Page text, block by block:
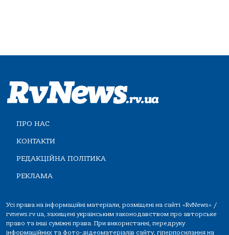
ПРО НАС
КОНТАКТИ
РЕДАКЦІЙНА ПОЛІТИКА
РЕКЛАМА
Усі права на інформаційні матеріали, розміщені на сайті «RvNews» /
rvnews.rv.ua, захищені українським законодавством про авторське
право та інші суміжні права. При використанні, передруку
інформаційних та фото-,відеоматеріалів сайту, гіперпосилання на